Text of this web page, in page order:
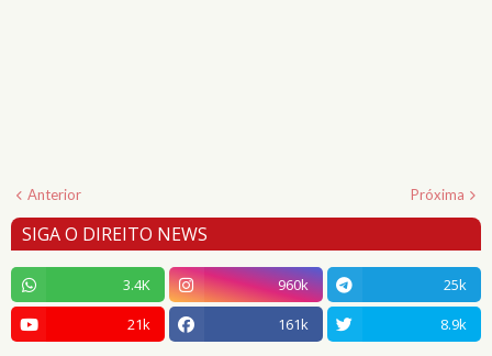
Anterior Próxima
SIGA O DIREITO NEWS
3.4K 960k
25k
21k
161k 8.9k